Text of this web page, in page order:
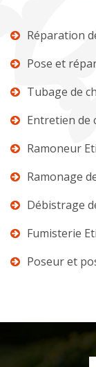
Réparation
Pose et
Tubage de
Entretien de
Ramoneur
Ramonage
Débistrage
Fumisterie
Poseur et